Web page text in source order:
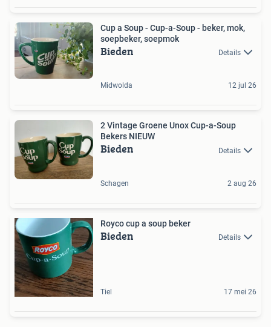
Cup a Soup - Cup-a-Soup - beker, mok,
soepbeker, soepmok
Bieden Details
Midwolda 12 jul 26
2 Vintage Groene Unox Cup-a-Soup
Bekers NIEUW
Bieden Details
Schagen 2 aug 26
Royco cup a soup beker
Bieden Details
Tiel 17 mei 26